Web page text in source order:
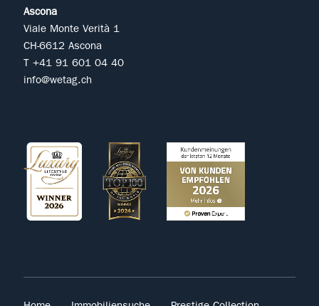
Ascona
Viale Monte Verità 1
CH-6612 Ascona
T +41 91 601 04 40
info@wetag.ch